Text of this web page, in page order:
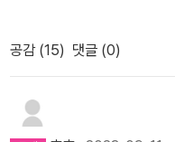
에 거리가 멀다. 특히 모성
않다. ‘진짜 현실이든 상상이
다칠라치면 커다란 모성애라
떠받들고, 남편을 공경하며,
가정의 수호천사가 되어 날
울증이 심해지자 집안 주치
설을 쓰기 시작해 단편소설
에 당선해 등단한 박완서 선
설입니다. 이 소설은 전통적
려 출간 후 거센 반발에 휘말
한 여성의 각성 과정을 자세
품을 만나 보시기 추천드립니
공감 (15) 댓글 (0)